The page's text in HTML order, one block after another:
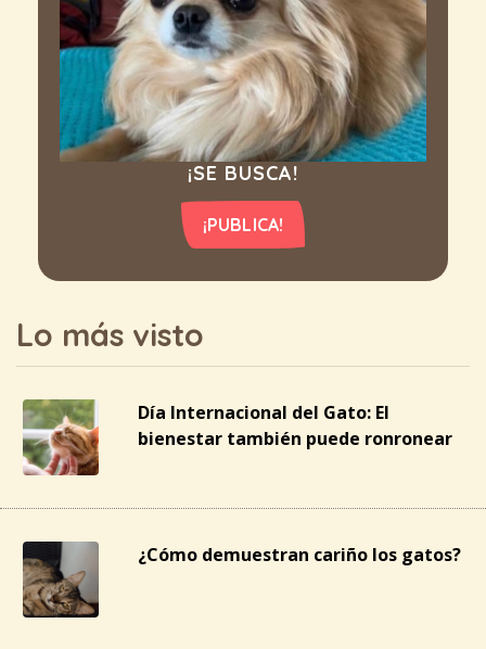
¡SE BUSCA!
¡PUBLICA!
Lo más visto
Día Internacional del Gato: El
bienestar también puede ronronear
¿Cómo demuestran cariño los gatos?